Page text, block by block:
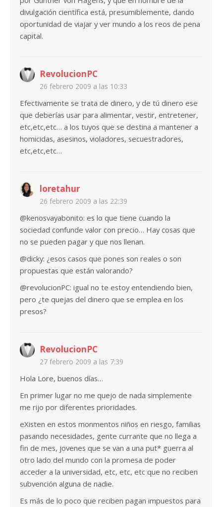
divulgación científica está, presumiblemente, dando
oportunidad de viajar y ver mundo a los reos de pena
capital.
RevolucionPC
26 febrero 2009 a las 10:33
Efectivamente se trata de dinero, y de tú dinero ese
que deberías usar para alimentar, vestir, entretener,
etc,etc,etc… a los tuyos que se destina a mantener a
homicidas, asesinos, violadores, secuestradores,
etc,etc,etc…
loretahur
26 febrero 2009 a las 22:39
@kenosvayabonito: es lo que tiene cuando la
sociedad confunde valor con precio… Hay cosas que
no se pueden pagar y que nos llenan.
@dicky: ¿esos casos que pones son reales o son
propuestas que están valorando?
@revolucionPC: igual no te estoy entendiendo bien,
pero ¿te quejas del dinero que se emplea en los
presos?
RevolucionPC
27 febrero 2009 a las 7:39
Hola Lore, buenos días…
En primer lugar no me quejo de nada simplemente
me rijo por diferentes prioridades.
eXisten en estos monmentos niños en riesgo, familias
pasando necesidades, gente currante que no llega a
fin de mes, jovenes que se van a una put* guerra al
otro lado del mundo con la promesa de poder
acceder a la universidad, etc, etc, etc que no reciben
subvención alguna de nadie.
Es más de lo poco que reciben pagan impuestos para